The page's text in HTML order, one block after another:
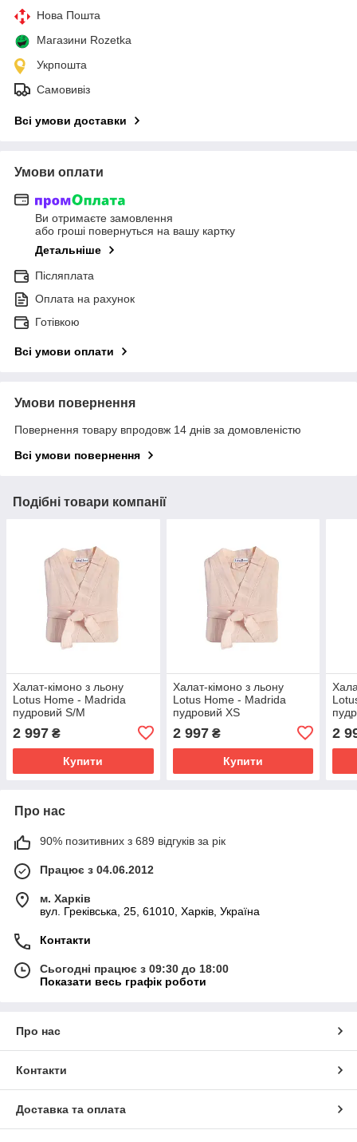
Нова Пошта
Магазини Rozetka
Укрпошта
Самовивіз
Всі умови доставки
Умови оплати
Ви отримаєте замовлення
або гроші повернуться на вашу картку
Детальніше
Післяплата
Оплата на рахунок
Готівкою
Всі умови оплати
Умови повернення
Повернення товару впродовж 14 днів за домовленістю
Всі умови повернення
Подібні товари компанії
Халат-кімоно з льону
Lotus Home - Madrida
пудровий S/M
2 997 ₴
Купити
Халат-кімоно з льону
Lotus Home - Madrida
пудровий XS
2 997₴
Купити
2
Про нас
90% позитивних з 689 відгуків за рік
Працює з 04.06.2012
м. Харків
вул. Греківська, 25, 61010, Харків, Україна
Контакти
Сьогодні працює з 09:30 до 18:00
Показати весь графік роботи
Про нас
Контакти
Доставка та оплата